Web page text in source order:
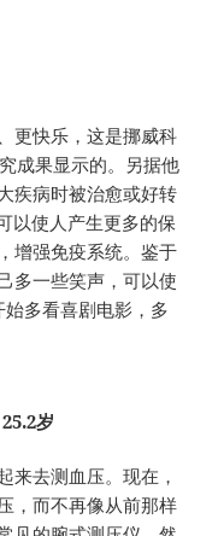
快乐，这是挪威科
成果显示的。另据他
疾病时被治愈或好转
以使人产生更多的保
增强免疫系统。鉴于
多一些笑声，可以使
多看喜剧电影，多
岁
去测血压。现在，
，而不再像从前那样